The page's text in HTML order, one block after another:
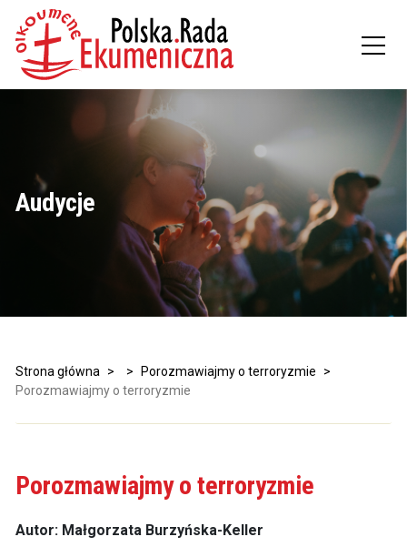
Audycje
Strona główna > > Porozmawiajmy o terroryzmie
>
Porozmawiajmy o terroryzmie
Porozmawiajmy o terroryzmie
Autor: Małgorzata Burzyńska-Keller